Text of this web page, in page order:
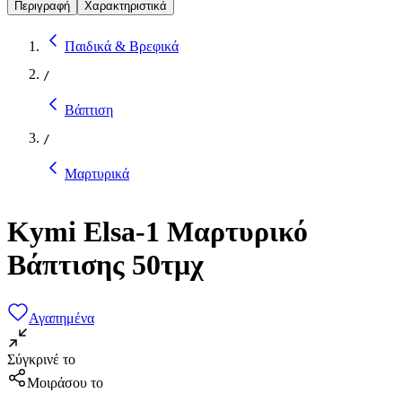
Περιγραφή Χαρακτηριστικά
Παιδικά & Βρεφικά
/
Βάπτιση
/
Μαρτυρικά
Kymi Elsa-1 Μαρτυρικό
Βάπτισης 50τμχ
Αγαπημένα
Σύγκρινέ το
Μοιράσου το